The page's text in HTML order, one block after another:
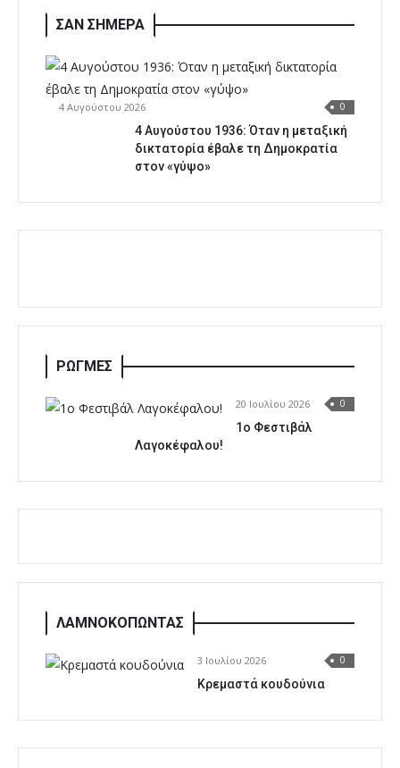
ΣΑΝ ΣΗΜΕΡΑ
4 Αυγούστου 2026 0
4 Αυγούστου 1936: Όταν η μεταξική
δικτατορία έβαλε τη Δημοκρατία
στον «γύψο»
ΡΩΓΜΕΣ
20 Ιουλίου 2026 0
1o Φεστιβάλ
Λαγοκέφαλου!
ΛΑΜΝΟΚΟΠΩΝΤΑΣ
3 Ιουλίου 2026 0
Κρεμαστά κουδούνια